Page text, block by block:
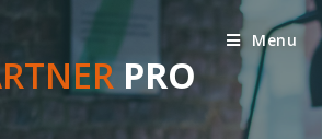
Menu
PRO